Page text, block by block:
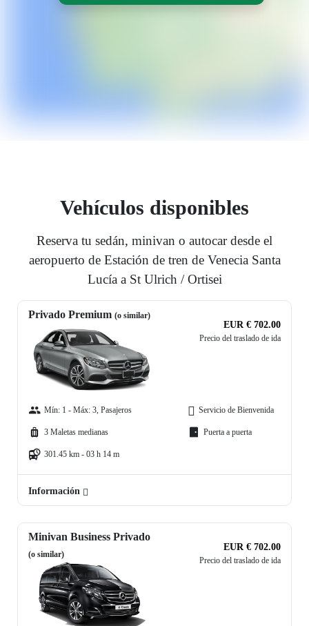
Vehículos disponibles
Reserva tu sedán, minivan o autocar desde el
aeropuerto de Estación de tren de Venecia Santa
Lucía a St Ulrich / Ortisei
Privado Premium (o similar)
EUR € 702.00
Precio del traslado de ida
Mín: 1 - Máx: 3, Pasajeros
3 Maletas medianas
301.45 km - 03 h 14 m
Servicio de Bienvenida
Puerta a puerta
Información
Minivan Business Privado
(o similar)
EUR € 702.00
Precio del traslado de ida